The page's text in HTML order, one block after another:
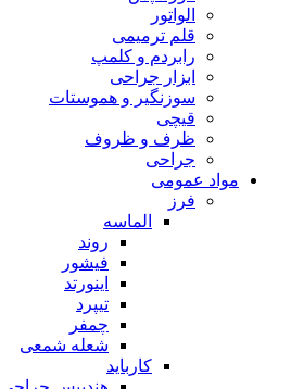
الواتور
قلم ترمیمی
رابردم و کلمپ
ابزار جراحی
سوزنگیر و هموستات
قیچی
ظرف و ظروف
جراحی
مواد عمومی
فرز
الماسه
روند
فیشور
اینورتد
تیپرد
چمفر
شعله شمعی
کارباید